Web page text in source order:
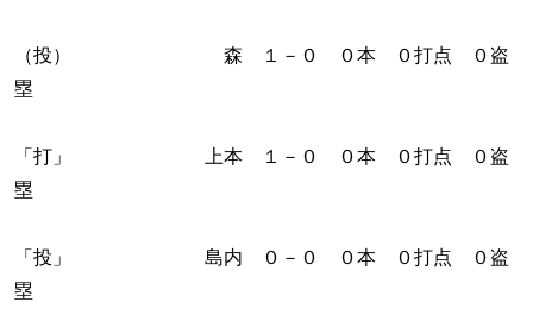
（投） 森 １－０ ０本 ０打点 ０盗
塁
「打」 上本 １－０ ０本 ０打点 ０盗
塁
「投」 島内 ０－０ ０本 ０打点 ０盗
塁